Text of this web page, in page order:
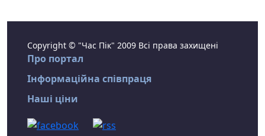
Copyright © "Час Пік" 2009 Всі права захищені
Про портал
Інформаційна співпраця
Наші ціни